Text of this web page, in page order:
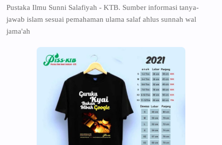
Pustaka Ilmu Sunni Salafiyah - KTB. Sumber informasi tanya-
jawab islam sesuai pemahaman ulama salaf ahlus sunnah wal
jama'ah